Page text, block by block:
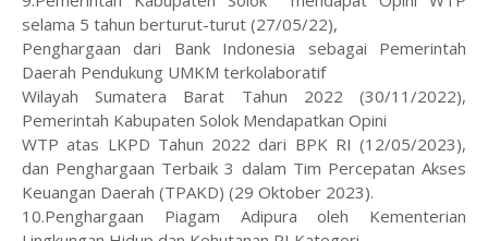
selama 5 tahun berturut-turut (27/05/22),
Penghargaan dari Bank Indonesia sebagai Pemerintah
Daerah Pendukung UMKM terkolaboratif
Wilayah Sumatera Barat Tahun 2022 (30/11/2022),
Pemerintah Kabupaten Solok Mendapatkan Opini
WTP atas LKPD Tahun 2022 dari BPK RI (12/05/2023),
dan Penghargaan Terbaik 3 dalam Tim Percepatan Akses
Keuangan Daerah (TPAKD) (29 Oktober 2023).
10.Penghargaan Piagam Adipura oleh Kementerian